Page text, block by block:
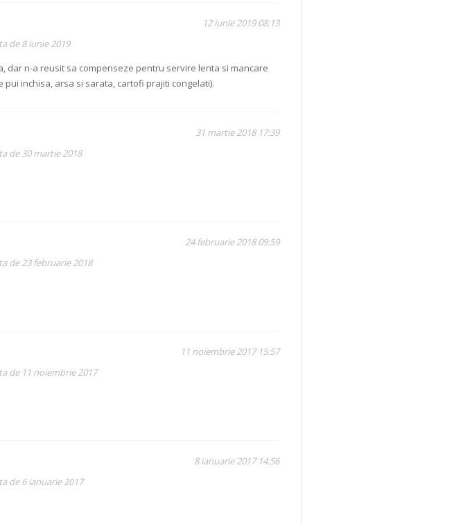
12 iunie 2019 08:13
de 8 iunie 2019
dar n-a reusit sa compenseze pentru servire lenta si mancare
pui inchisa, arsa si sarata, cartofi prajiti congelati).
31 martie 2018 17:39
de 30 martie 2018
24 februarie 2018 09:59
de 23 februarie 2018
11 noiembrie 2017 15:57
de 11 noiembrie 2017
8 ianuarie 2017 14:56
de 6 ianuarie 2017